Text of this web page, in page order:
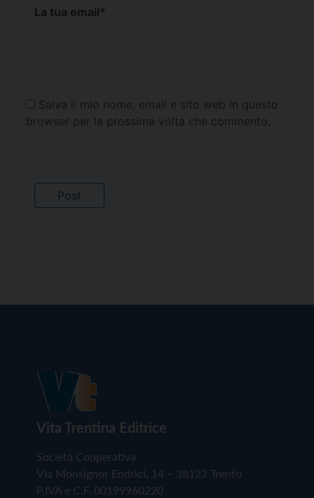
La tua email*
Salva il mio nome, email e sito web in questo
browser per la prossima volta che commento.
Vita Trentina Editrice
Società Cooperativa
Via Monsignor Endrici, 14 – 38122 Trento
P.IVA e C.F. 00199960220